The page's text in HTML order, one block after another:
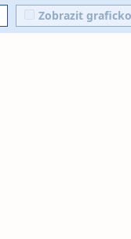
Zobrazit